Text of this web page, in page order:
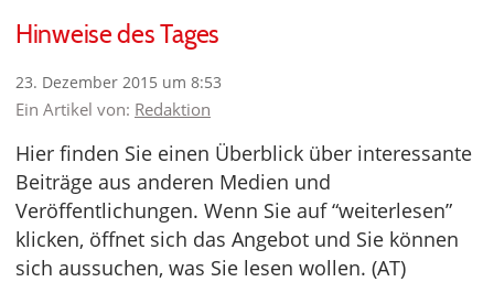
Hinweise des Tages
23. Dezember 2015 um 8:53
Ein Artikel von: Redaktion
Hier finden Sie einen Überblick über interessante
Beiträge aus anderen Medien und
Veröffentlichungen. Wenn Sie auf “weiterlesen”
klicken, öffnet sich das Angebot und Sie können
sich aussuchen, was Sie lesen wollen. (AT)